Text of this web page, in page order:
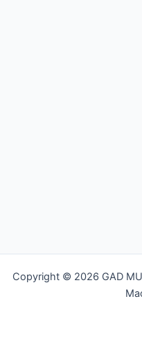
Copyright © 2026 GAD